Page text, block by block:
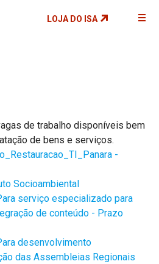
LOJA DO ISA
de trabalho disponíveis bem
de bens e serviços.
-
Socioambiental
serviço especializado para
de conteúdo - Prazo
desenvolvimento
das Assembleias Regionais